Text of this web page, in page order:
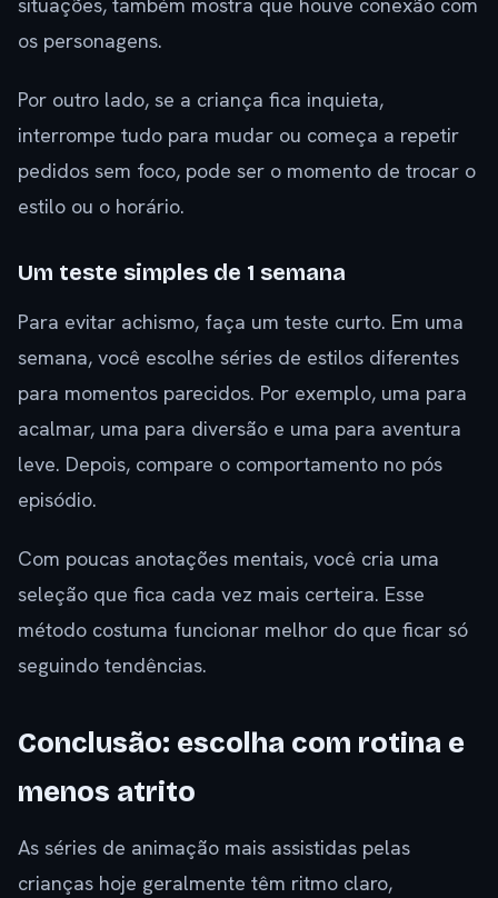
os personagens.
Por outro lado, se a criança fica inquieta,
interrompe tudo para mudar ou começa a repetir
pedidos sem foco, pode ser o momento de trocar o
estilo ou o horário.
Um teste simples de 1 semana
Para evitar achismo, faça um teste curto. Em uma
semana, você escolhe séries de estilos diferentes
para momentos parecidos. Por exemplo, uma para
acalmar, uma para diversão e uma para aventura
leve. Depois, compare o comportamento no pós
episódio.
Com poucas anotações mentais, você cria uma
seleção que fica cada vez mais certeira. Esse
método costuma funcionar melhor do que ficar só
seguindo tendências.
Conclusão: escolha com rotina e
menos atrito
As séries de animação mais assistidas pelas
crianças hoje geralmente têm ritmo claro,